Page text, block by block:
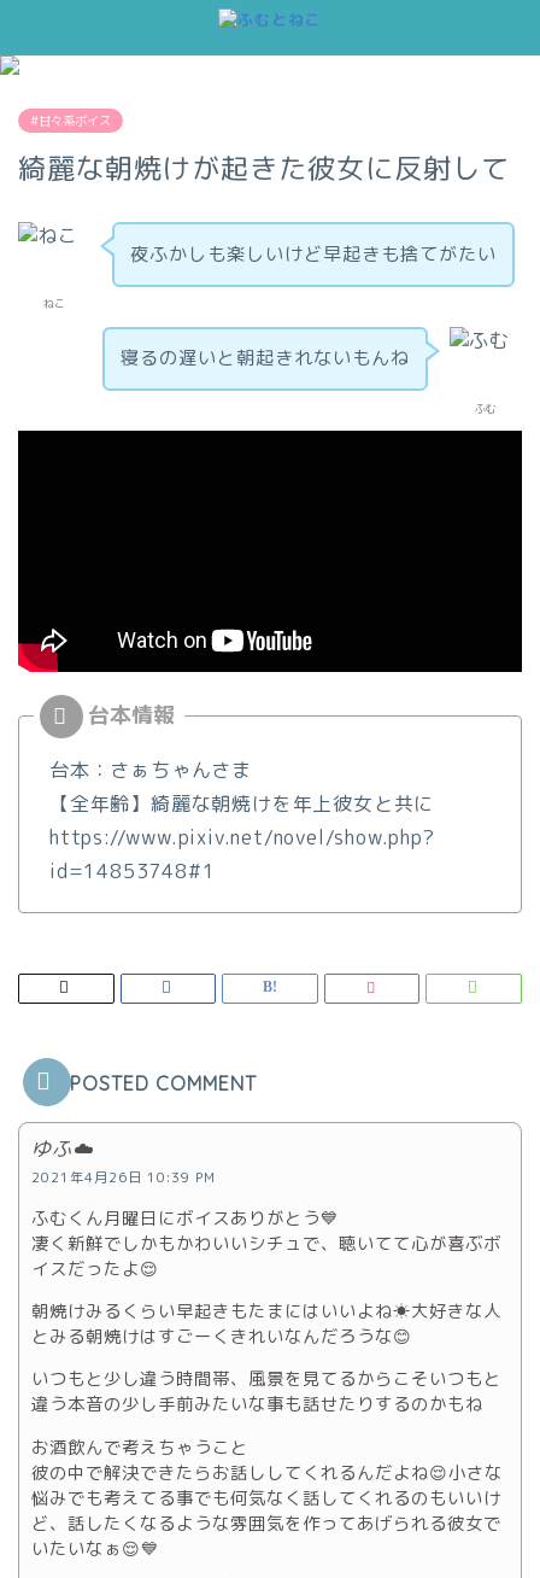
#甘々系ボイス
綺麗な朝焼けが起きた彼女に反射して
ねこ
夜ふかしも楽しいけど早起きも捨てがたい
ふむ
寝るの遅いと朝起きれないもんね
台本：さぁちゃんさま
【全年齢】綺麗な朝焼けを年上彼女と共に
https://www.pixiv.net/novel/show.php?
id=14853748#1
POSTED COMMENT
ゆふ☁️
2021年4月26日 10:39 PM
ふむくん月曜日にボイスありがとう💙
凄く新鮮でしかもかわいいシチュで、聴いてて心が喜ぶボ
イスだったよ😌
朝焼けみるくらい早起きもたまにはいいよね☀大好きな人
とみる朝焼けはすごーくきれいなんだろうな😊
いつもと少し違う時間帯、風景を見てるからこそいつもと
違う本音の少し手前みたいな事も話せたりするのかもね
お酒飲んで考えちゃうこと
彼の中で解決できたらお話ししてくれるんだよね😌小さな
悩みでも考えてる事でも何気なく話してくれるのもいいけ
ど、話したくなるような雰囲気を作ってあげられる彼女で
いたいなぁ😌💙